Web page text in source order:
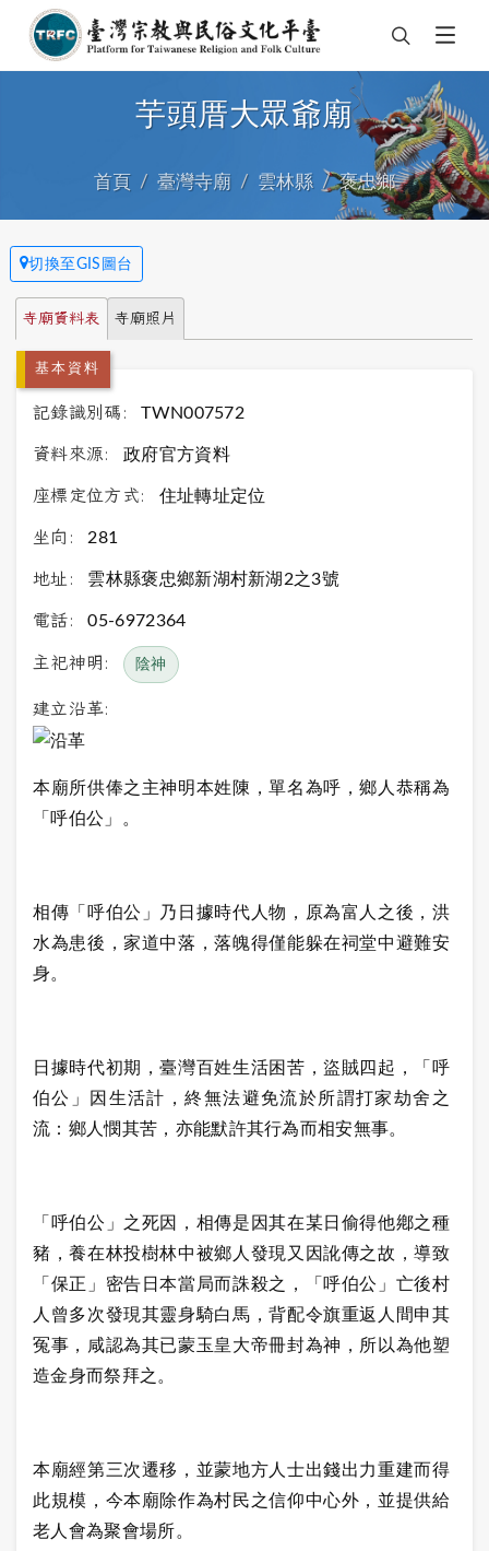
芋頭厝大眾爺廟
首頁 臺灣寺廟 雲林縣 褒忠鄉
切換至GIS圖台
寺廟資料表 寺廟照片
基本資料
記錄識別碼: TWN007572
資料來源: 政府官方資料
座標定位方式: 住址轉址定位
坐向: 281
地址: 雲林縣褒忠鄉新湖村新湖2之3號
電話: 05-6972364
主祀神明: 陰神
建立沿革:
本廟所供俸之主神明本姓陳，單名為呼，鄉人恭稱為
「呼伯公」。
相傳「呼伯公」乃日據時代人物，原為富人之後，洪
水為患後，家道中落，落魄得僅能躲在祠堂中避難安
身。
日據時代初期，臺灣百姓生活困苦，盜賊四起，「呼
伯公」因生活計，終無法避免流於所謂打家劫舍之
流：鄉人憫其苦，亦能默許其行為而相安無事。
「呼伯公」之死因，相傳是因其在某日偷得他鄕之種
豬，養在林投樹林中被鄉人發現又因訛傳之故，導致
「保正」密告日本當局而誅殺之，「呼伯公」亡後村
人曾多次發現其靈身騎白馬，背配令旗重返人間申其
冤事，咸認為其已蒙玉皇大帝冊封為神，所以為他塑
造金身而祭拜之。
本廟經第三次遷移，並蒙地方人士出錢出力重建而得
此規模，今本廟除作為村民之信仰中心外，並提供給
老人會為聚會場所。